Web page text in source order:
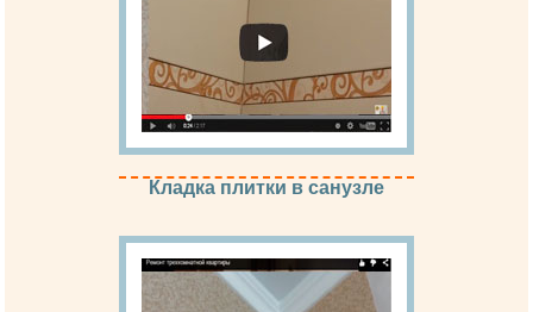
Кладка плитки в санузле